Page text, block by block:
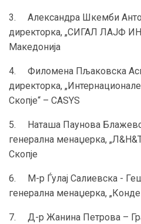
3. Александра Шкемби
директорка, „СИГАЛ ЛАЈФ
Македонија
4. Филомена Пљаковска
директорка,
Скопје“ – CASYS
5. Наташа Паунова
генерална менаџерка,
Скопје
6. М-р Ѓулај Салиевска -
генерална менаџерка,
7. Д-р Жанина Петрова –